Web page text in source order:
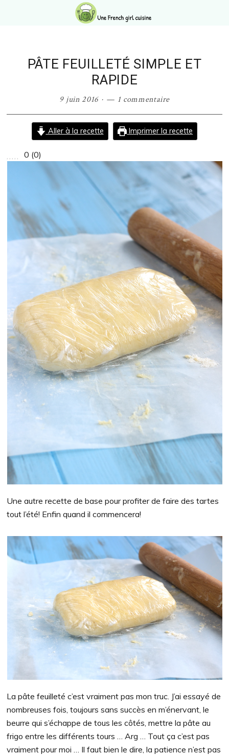
principalePÂTE FEUILLETÉ SIMPLE ET
RAPIDE
9 juin 2016 · 1 commentaire
Aller à la recette Imprimer la recette
0 (0)
Une autre recette de base pour profiter de faire des tartes
tout l’été! Enfin quand il commencera!
La pâte feuilleté c’est vraiment pas mon truc. J’ai essayé de
nombreuses fois, toujours sans succès en m’énervant, le
beurre qui s’échappe de tous les côtés, mettre la pâte au
frigo entre les différents tours … Arg … Tout ça c’est pas
vraiment pour moi … Il faut bien le dire, la patience n’est pas